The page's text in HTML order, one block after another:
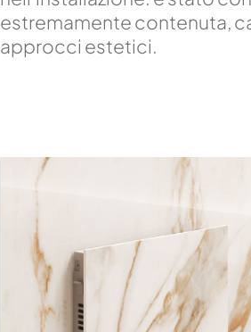
estremamente contenuta,
approcci estetici.